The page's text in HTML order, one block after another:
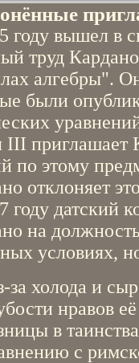
году вышел в
труд
алгебры".
были
III приглашает
по этому
отклоняет
году датский
на
условиях,
за холода и
нравов
в
с